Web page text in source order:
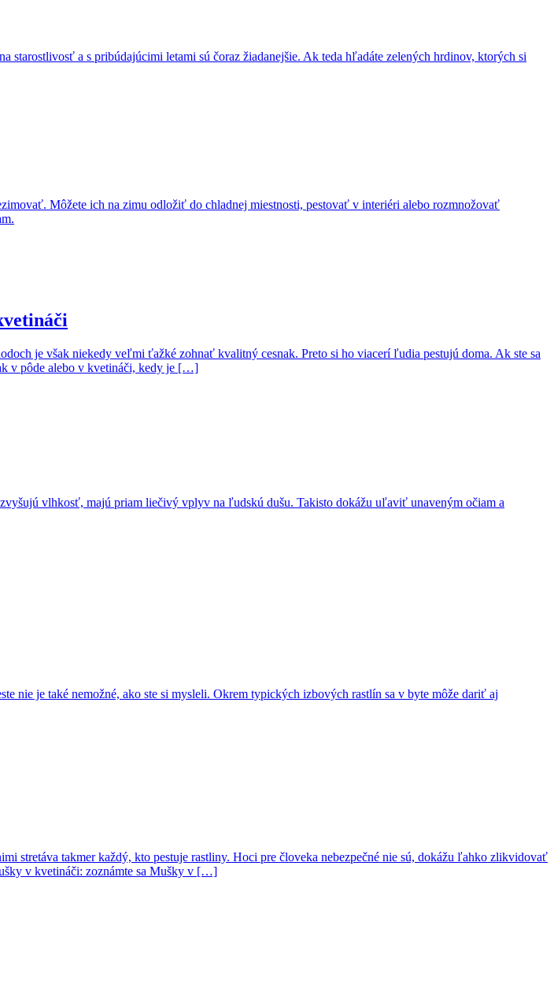
starostlivosť a s pribúdajúcimi letami sú čoraz žiadanejšie. Ak teda hľadáte zelených hrdinov, ktorých si
Môžete ich na zimu odložiť do chladnej miestnosti, pestovať v interiéri alebo rozmnožovať
je však niekedy veľmi ťažké zohnať kvalitný cesnak. Preto si ho viacerí ľudia pestujú doma. Ak ste sa
v pôde alebo v kvetináči, kedy je […]
vlhkosť, majú priam liečivý vplyv na ľudskú dušu. Takisto dokážu uľaviť unaveným očiam a
nie je také nemožné, ako ste si mysleli. Okrem typických izbových rastlín sa v byte môže dariť aj
stretáva takmer každý, kto pestuje rastliny. Hoci pre človeka nebezpečné nie sú, dokážu ľahko zlikvidovať
v kvetináči: zoznámte sa Mušky v […]